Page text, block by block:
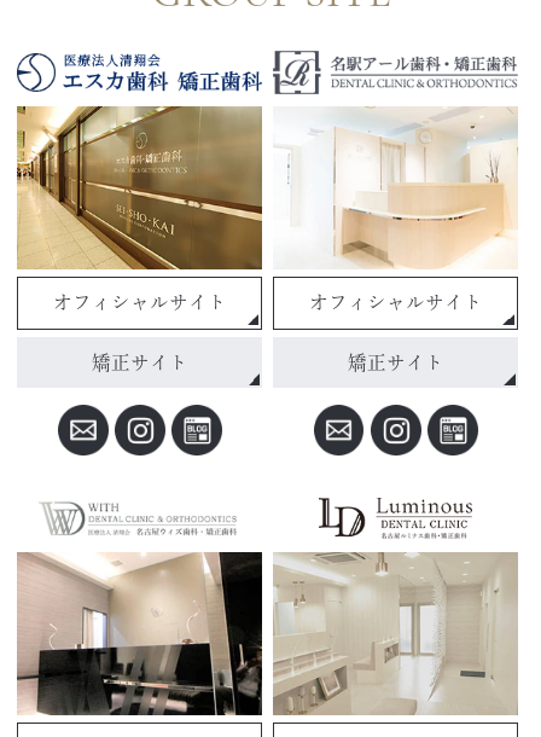
オフィシャルサイト
矯正サイト
オフィシャルサイト
矯正サイト